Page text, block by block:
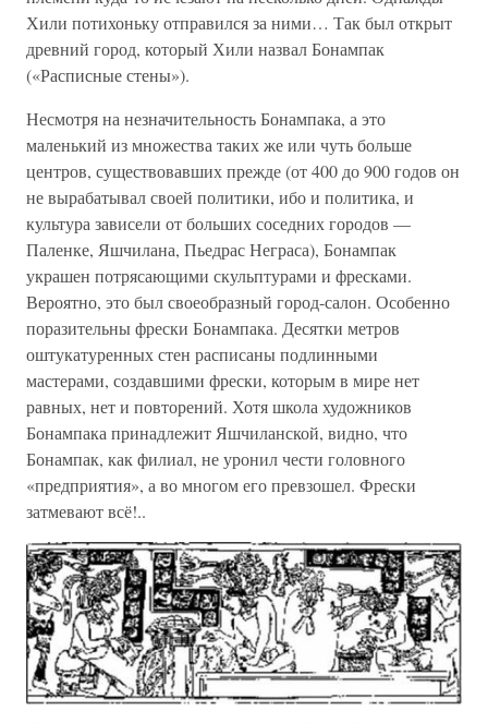
Хили потихоньку отправился за ними… Так был открыт
древний город, который Хили назвал Бонампак
(«Расписные стены»).
Несмотря на незначительность Бонампака, а это
маленький из множества таких же или чуть больше
центров, существовавших прежде (от 400 до 900 годов он
не вырабатывал своей политики, ибо и политика, и
культура зависели от больших соседних городов —
Паленке, Яшчилана, Пьедрас Неграса), Бонампак
украшен потрясающими скульптурами и фресками.
Вероятно, это был своеобразный город-салон. Особенно
поразительны фрески Бонампака. Десятки метров
оштукатуренных стен расписаны подлинными
мастерами, создавшими фрески, которым в мире нет
равных, нет и повторений. Хотя школа художников
Бонампака принадлежит Яшчиланской, видно, что
Бонампак, как филиал, не уронил чести головного
«предприятия», а во многом его превзошел. Фрески
затмевают всё!..